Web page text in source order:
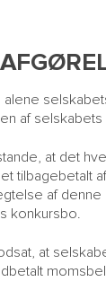
af
at det
tilbagebetalt
af
konkursbo.
at